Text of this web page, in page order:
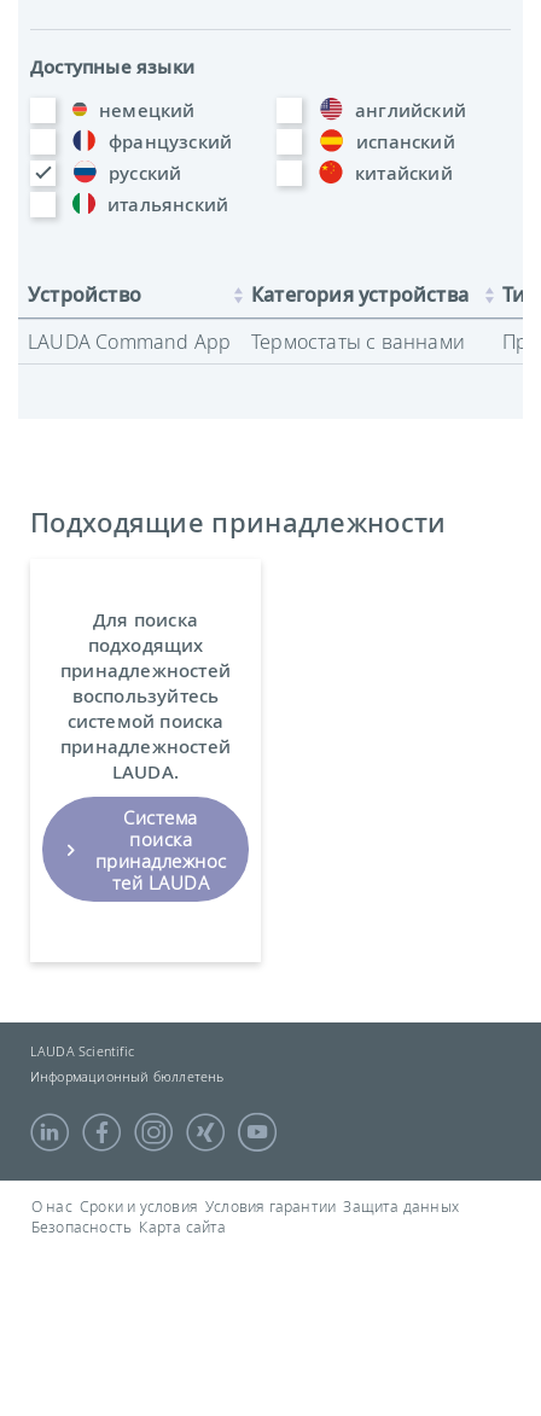
Доступные языки
немецкий
английский
французский
испанский
русский
китайский
итальянский
Устройство Категория устройства
LAUDA Command App
Термостаты с ваннами
Подходящие принадлежности
Для поиска
подходящих
принадлежностей
воспользуйтесь
системой поиска
принадлежностей
LAUDA.
Система
поиска
принадлежнос
тей LAUDA
LAUDA Scientific
Информационный бюллетень
О нас Сроки и условия Условия гарантии Защита данных
Безопасность Карта сайта